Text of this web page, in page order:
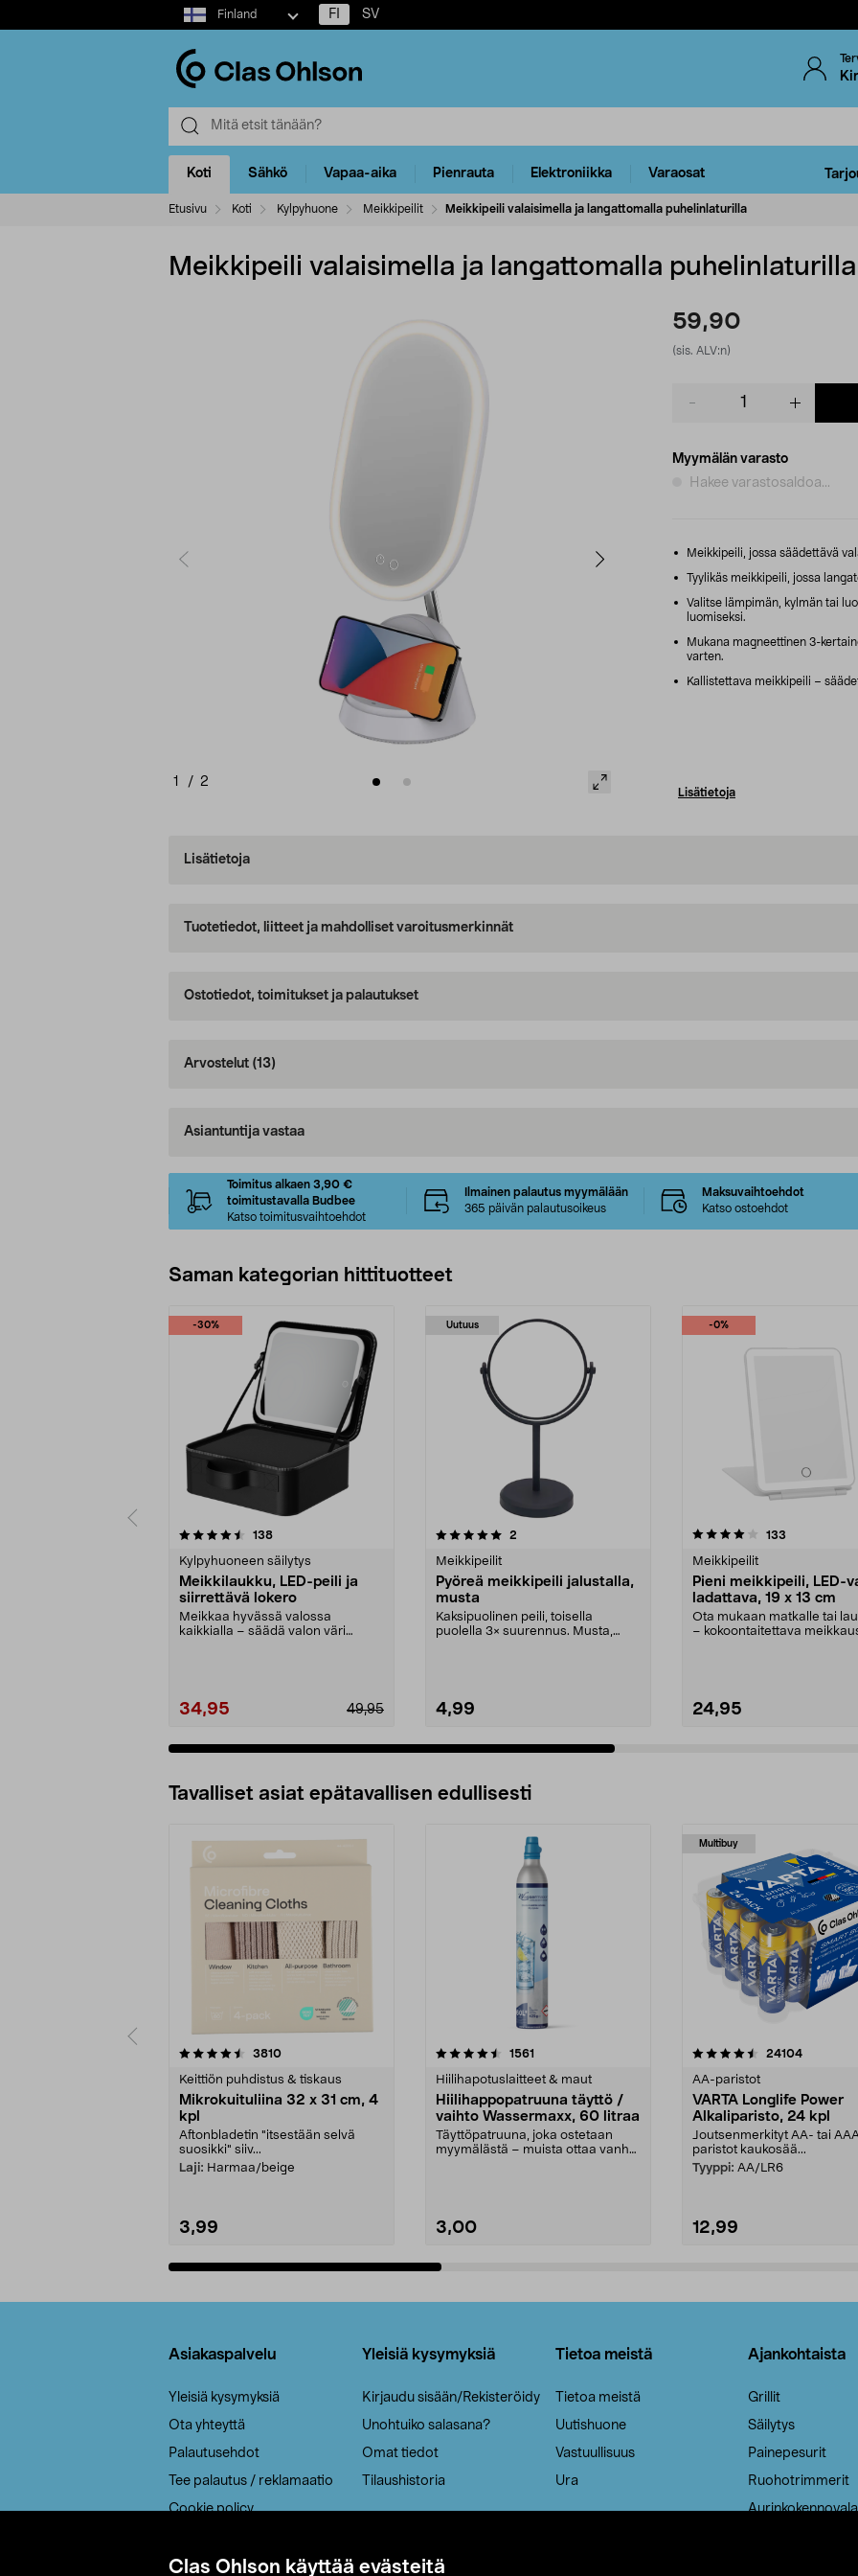
Clas Ohlson käyttää evästeitä
Select
market
Finland FI SV
Koti Sähkö Vapaa-aika Pienrauta Elektroniikka Varaosat
Etusivu Koti Kylpyhuone Meikkipeilit Meikkipeili valaisimella ja langattomalla puhelinlaturilla
Meikkipeili valaisimella ja langattomalla puhelinlaturilla
1 / 2
59,90
(sis. ALV:n)
Myymälän varasto
Hakee varastosaldoa...
Meikkipeili, jossa säädettävä
Tyylikäs meikkipeili, jossa
Valitse lämpimän, kylmän tai
luomiseksi.
Mukana magneettinen 3-
varten.
Kallistettava meikkipeili –
Lisätietoja
Lisätietoja
Tuotetiedot, liitteet ja mahdolliset varoitusmerkinnät
Ostotiedot, toimitukset ja palautukset
Arvostelut (13)
Asiantuntija vastaa
Toimitus alkaen 3,90 €
toimitustavalla Budbee
Katso toimitusvaihtoehdot
Ilmainen palautus myymälään
365 päivän palautusoikeus
Maksuvaihtoehdot
Katso ostoehdot
Saman kategorian hittituotteet
-30%
138arvostelut
Kylpyhuoneen säilytys
Meikkilaukku, LED-peili ja
siirrettävä lokero
Meikkaa hyvässä valossa
kaikkialla – säädä valon väri
34,95 49,95
Uutuus
5.0 viidestä
2
Meikkipeilit
Pyöreä meikkipeili jalustalla,
musta
Kaksipuolinen peili, toisella
puolella 3× suurennus. Musta,
4,99
-0%
4.0 viidestä
133
Meikkipeilit
Pieni meikkipeili, LED-
ladattava, 19 x 13 cm
Ota mukaan matkalle tai
– kokoontaitettava
24,95
4.5 viidestä
Tavalliset asiat epätavallisen edullisesti
3810arvostelut
Keittiön puhdistus & tiskaus
Mikrokuituliina 32 x 31 cm, 4
kpl
Aftonbladetin "itsestään selvä
suosikki" siiv...
Laji: Harmaa/beige
3,99
4.5viidestä
1561
Hiilihapotuslaitteet & maut
Hiilihappopatruuna täyttö /
vaihto Wassermaxx, 60 litraa
Täyttöpatruuna, joka ostetaan
myymälästä – muista ottaa vanha
3,00
Multibuy
4.5viidestä
24104arvostelut
AA-paristot
VARTA Longlife Power
Alkaliparisto, 24 kpl
Joutsenmerkityt AA- tai
paristot kaukosää...
Tyyppi: AA/LR6
12,99
4.5viidestä
Asiakaspalvelu
Yleisiä kysymyksiä
Ota yhteyttä
Palautusehdot
Tee palautus / reklamaatio
Cookie policy
Saavutettavuus
Yleisiä kysymyksiä
Kirjaudu sisään/Rekisteröidy
Unohtuiko salasana?
Omat tiedot
Tilaushistoria
Tietoa meistä
Tietoa meistä
Uutishuone
Vastuullisuus
Ura
Ajankohtaista
Grillit
Säilytys
Painepesurit
Ruohotrimmerit